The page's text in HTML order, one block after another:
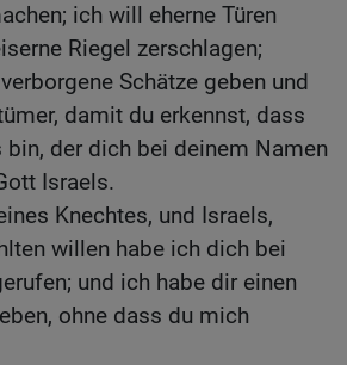
ich will eherne Türen
Riegel zerschlagen;
Schätze geben und
damit du erkennst, dass
bin, der dich bei deinem Namen
Israels.
Knechtes, und Israels,
willen habe ich dich bei
und ich habe dir einen
ohne dass du mich